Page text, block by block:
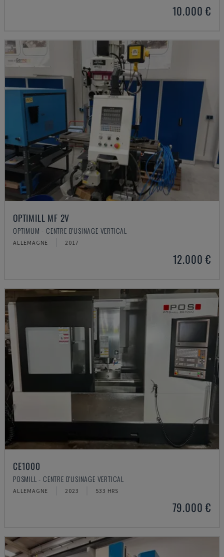
10.000 €
OPTIMILL MF 2V
OPTIMUM - CENTRE D'USINAGE VERTICAL
ALLEMAGNE 2017
12.000 €
CE1000
POSMILL - CENTRE D'USINAGE VERTICAL
ALLEMAGNE 2023 533 HRS
79.000 €